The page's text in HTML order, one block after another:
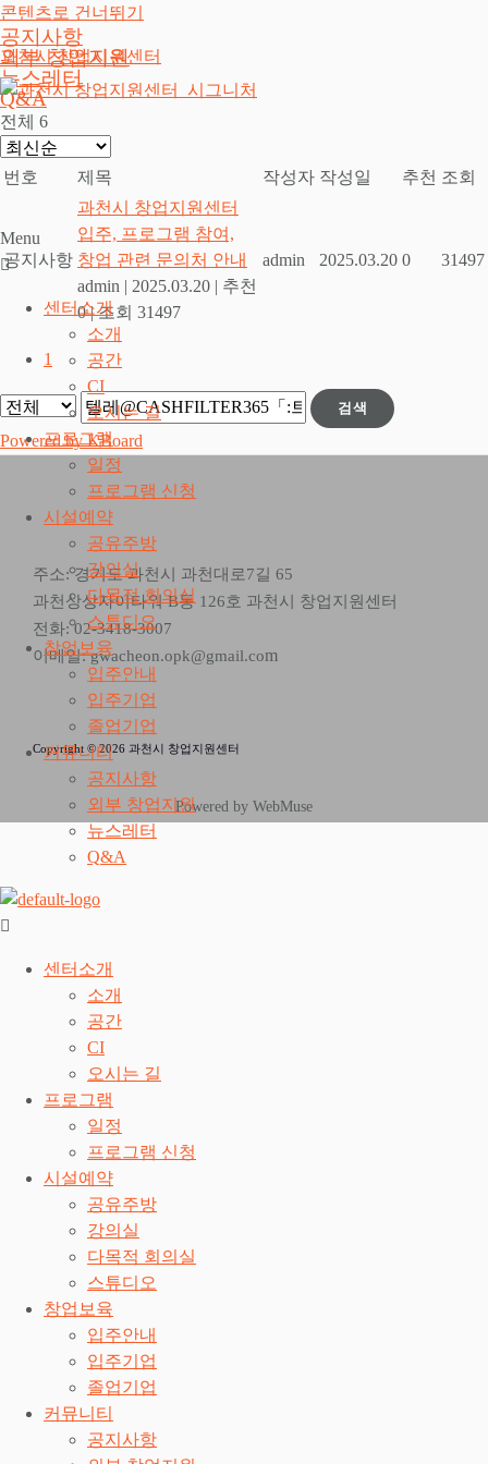
콘텐츠로 건너뛰기
과천시 창업지원센터
Menu
센터소개
소개
공간
CI
오시는 길
프로그램
일정
프로그램 신청
시설예약
공유주방
강의실
다목적 회의실
스튜디오
창업보육
입주안내
입주기업
졸업기업
커뮤니티
공지사항
외부 창업지원
뉴스레터
Q&A
센터소개
소개
공간
CI
오시는 길
프로그램
일정
프로그램 신청
시설예약
공유주방
강의실
다목적 회의실
스튜디오
창업보육
입주안내
입주기업
졸업기업
커뮤니티
공지사항
공지사항
외부 창업지원
뉴스레터
Q&A
전체 6
번호 제목 작성자 작성일 추천 조회
공지사항
과천시 창업지원센터
입주, 프로그램 참여,
창업 관련 문의처 안내
admin | 2025.03.20 | 추천
0 | 조회 31497
admin 2025.03.20 0 31497
1
검색
Powered by KBoard
주소: 경기도 과천시 과천대로7길 65
과천상상자이타워 B동 126호 과천시 창업지원센터
전화: 02-3418-3007
이메일: gwacheon.opk@gmail.com
Copyright © 2026 과천시 창업지원센터
Powered by WebMuse